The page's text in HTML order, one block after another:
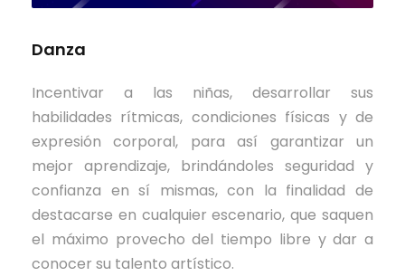
Danza
Incentivar a las niñas, desarrollar sus
habilidades rítmicas, condiciones físicas y de
expresión corporal, para así garantizar un
mejor aprendizaje, brindándoles seguridad y
confianza en sí mismas, con la finalidad de
destacarse en cualquier escenario, que saquen
el máximo provecho del tiempo libre y dar a
conocer su talento artístico.